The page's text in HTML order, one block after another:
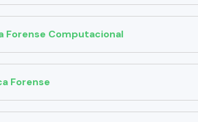
Forense Computacional
Forense